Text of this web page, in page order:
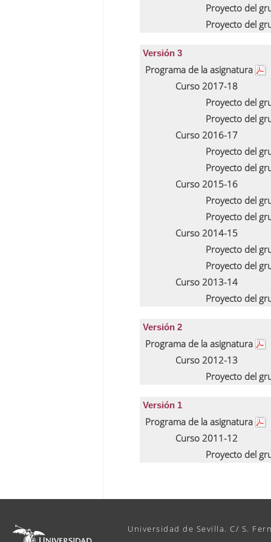
Proyecto del
Proyecto del
Versión 3
Programa de la asignatura
Curso 2017-18
Proyecto del
Proyecto del
Curso 2016-17
Proyecto del
Proyecto del
Curso 2015-16
Proyecto del
Proyecto del
Curso 2014-15
Proyecto del
Proyecto del
Curso 2013-14
Proyecto del
Versión 2
Programa de la asignatura
Curso 2012-13
Proyecto del
Versión 1
Programa de la asignatura
Curso 2011-12
Proyecto del
Universidad de Sevilla. C/ S.